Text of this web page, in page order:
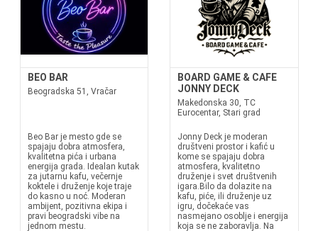
BEO BAR
Beogradska 51, Vračar
Beo Bar je mesto gde se
spajaju dobra atmosfera,
kvalitetna pića i urbana
energija grada. Idealan kutak
za jutarnu kafu, večernje
koktele i druženje koje traje
do kasno u noć. Moderan
ambijent, pozitivna ekipa i
pravi beogradski vibe na
jednom mestu.
BOARD GAME & CAFE
JONNY DECK
Makedonska 30, TC
Eurocentar, Stari grad
Jonny Deck je moderan
društveni prostor i kafić u
kome se spajaju dobra
atmosfera, kvalitetno
druženje i svet društvenih
igara.Bilo da dolazite na
kafu, piće, ili druženje uz
igru, dočekaće vas
nasmejano osoblje i energija
koja se ne zaboravlja. Na